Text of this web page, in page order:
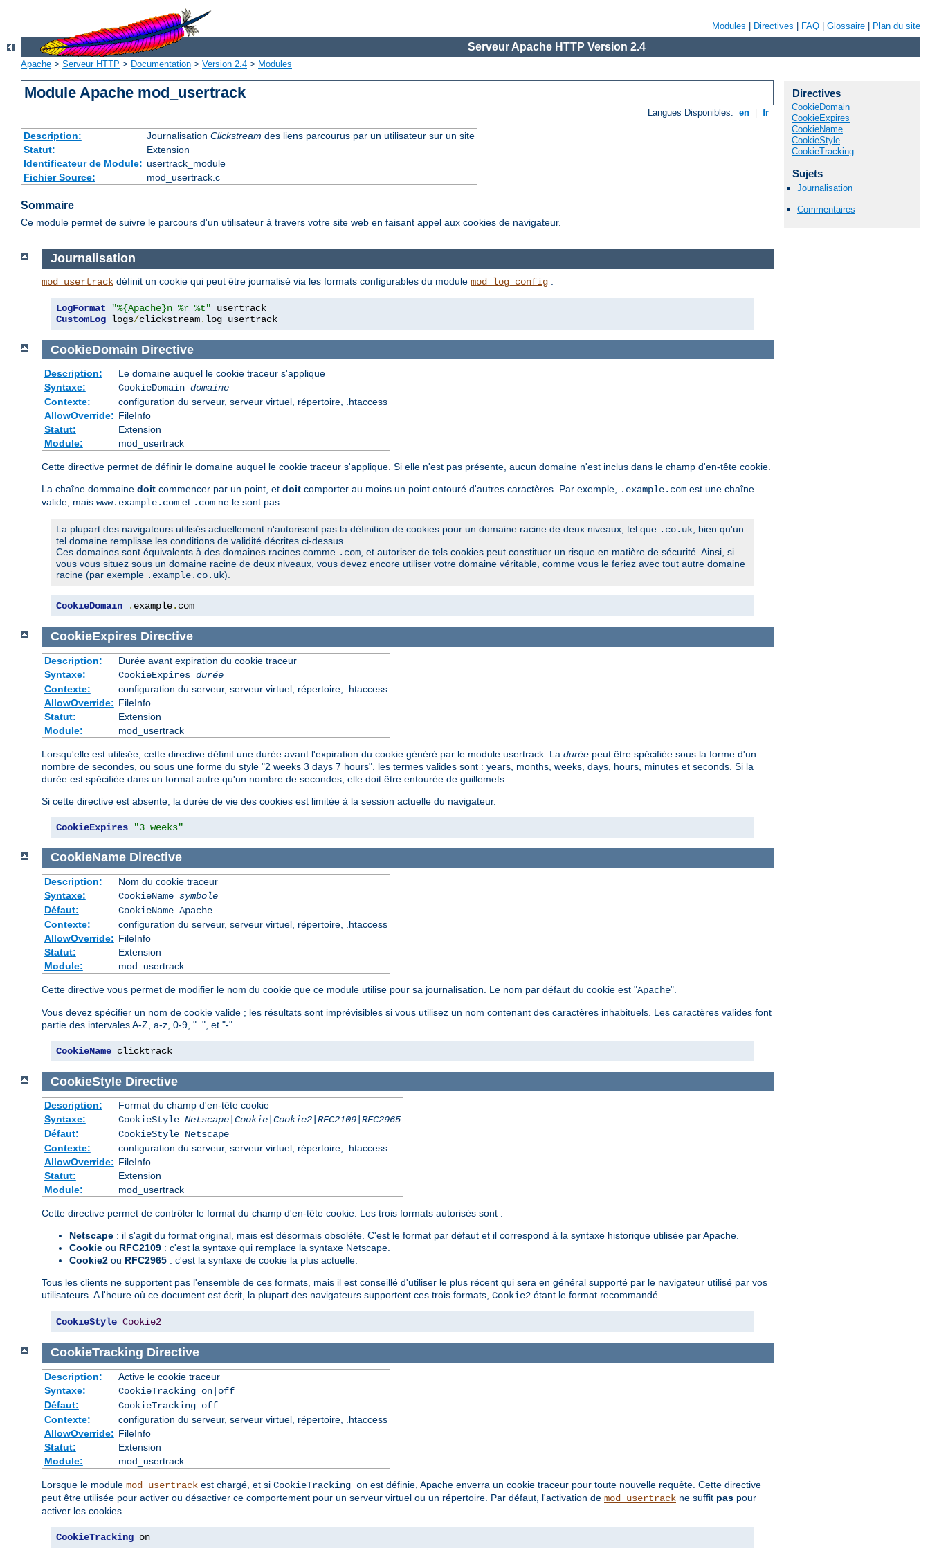
Modules Directives FAQ Glossaire Plan du site
Serveur Apache HTTP Version 2.4
Apache > Serveur HTTP > Documentation > Version 2.4 > Modules
Module Apache mod_usertrack
Langues Disponibles: en fr
Description: Journalisation Clickstream des liens parcourus par un utilisateur sur un site
Statut:
Extension
Identificateur de Module: usertrack_module
Fichier Source:
mod_usertrack.c
Sommaire
Ce module permet de suivre le parcours d'un utilisateur à travers votre site web en faisant appel aux cookies de navigateur.
Directives
CookieDomain
CookieExpires
CookieName
CookieStyle
CookieTracking
Sujets
Journalisation
Commentaires
Journalisation
mod_usertrack définit un cookie qui peut être journalisé via les formats configurables du module mod_log_config :
LogFormat "%{Apache}n %r %t"
CustomLog logs/clickstream. log usertrack
CookieDomain Directive
Description:
Le domaine auquel le cookie traceur s'applique
Syntaxe:
CookieDomain domaine
Contexte:
configuration du serveur, serveur virtuel, répertoire, .htaccess
AllowOverride: FileInfo
Statut:
Extension
Module:
mod_usertrack
Cette directive permet de définir le domaine auquel le cookie traceur s'applique. Si elle n'est pas présente, aucun domaine n'est inclus dans le champ d'en-tête cookie.
La chaîne dommaine doit commencer par un point, et doit comporter au moins un point entouré d'autres caractères. Par exemple, .example.com est une chaîne
valide, mais www.example.com et .com ne le sont pas.
La plupart des navigateurs utilisés actuellement n'autorisent pas la définition de cookies pour un domaine racine de deux niveaux, tel que .co.uk, bien qu'un
tel domaine remplisse les conditions de validité décrites ci-dessus.
Ces domaines sont équivalents à des domaines racines comme .com, et autoriser de tels cookies peut constituer un risque en matière de sécurité. Ainsi, si
vous vous situez sous un domaine racine de deux niveaux, vous devez encore utiliser votre domaine véritable, comme vous le feriez avec tout autre domaine
racine (par exemple .example.co.uk).
CookieDomain . example. com
CookieExpires Directive
Description:
Durée avant expiration du cookie traceur
Syntaxe:
CookieExpires durée
Contexte:
configuration du serveur, serveur virtuel, répertoire, .htaccess
AllowOverride: FileInfo
Statut:
Extension
Module:
mod_usertrack
Lorsqu'elle est utilisée, cette directive définit une durée avant l'expiration du cookie généré par le module usertrack. La durée peut être spécifiée sous la forme d'un
nombre de secondes, ou sous une forme du style "2 weeks 3 days 7 hours". les termes valides sont : years, months, weeks, days, hours, minutes et seconds. Si la
durée est spécifiée dans un format autre qu'un nombre de secondes, elle doit être entourée de guillemets.
Si cette directive est absente, la durée de vie des cookies est limitée à la session actuelle du navigateur.
CookieExpires "3 weeks"
CookieName Directive
Description:
Nom du cookie traceur
Syntaxe:
CookieName symbole
Défaut:
CookieName Apache
Contexte:
configuration du serveur, serveur virtuel, répertoire, .htaccess
AllowOverride: FileInfo
Statut:
Extension
Module:
mod_usertrack
Cette directive vous permet de modifier le nom du cookie que ce module utilise pour sa journalisation. Le nom par défaut du cookie est "Apache".
Vous devez spécifier un nom de cookie valide ; les résultats sont imprévisibles si vous utilisez un nom contenant des caractères inhabituels. Les caractères valides font
partie des intervales A-Z, a-z, 0-9, "_", et "-".
CookieName clicktrack
CookieStyle Directive
Description:
Format du champ d'en-tête cookie
Syntaxe:
CookieStyle Netscape|Cookie|Cookie2|RFC2109|RFC2965
Défaut:
CookieStyle Netscape
Contexte:
configuration du serveur, serveur virtuel, répertoire, .htaccess
AllowOverride: FileInfo
Statut:
Extension
Module:
mod_usertrack
Cette directive permet de contrôler le format du champ d'en-tête cookie. Les trois formats autorisés sont :
Netscape : il s'agit du format original, mais est désormais obsolète. C'est le format par défaut et il correspond à la syntaxe historique utilisée par Apache.
Cookie ou RFC2109 : c'est la syntaxe qui remplace la syntaxe Netscape.
Cookie2 ou RFC2965 : c'est la syntaxe de cookie la plus actuelle.
Tous les clients ne supportent pas l'ensemble de ces formats, mais il est conseillé d'utiliser le plus récent qui sera en général supporté par le navigateur utilisé par vos
utilisateurs. A l'heure où ce document est écrit, la plupart des navigateurs supportent ces trois formats, Cookie2 étant le format recommandé.
CookieStyle Cookie2
CookieTracking Directive
Description:
Active le cookie traceur
Syntaxe:
CookieTracking on|off
Défaut:
CookieTracking off
Contexte:
configuration du serveur, serveur virtuel, répertoire, .htaccess
AllowOverride: FileInfo
Statut:
Extension
Module:
mod_usertrack
Lorsque le module mod_usertrack est chargé, et si CookieTracking on est définie, Apache enverra un cookie traceur pour toute nouvelle requête. Cette directive
peut être utilisée pour activer ou désactiver ce comportement pour un serveur virtuel ou un répertoire. Par défaut, l'activation de mod_usertrack ne suffit pas pour
activer les cookies.
CookieTracking on